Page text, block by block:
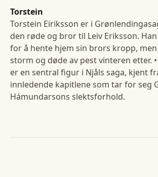
Torstein
Torstein Eiriksson er i
den røde og bror til Leiv Eriksson.
for å hente hjem sin brors kropp,
storm og døde av pest vinteren etter.
er en sentral figur i Njåls saga, kjent
innledende kapitlene som tar for seg
Hámundarsons slektsforhold.